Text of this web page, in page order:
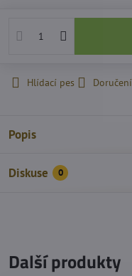
Hlídací pes Doručení
Popis
Diskuse 0
Další produkty